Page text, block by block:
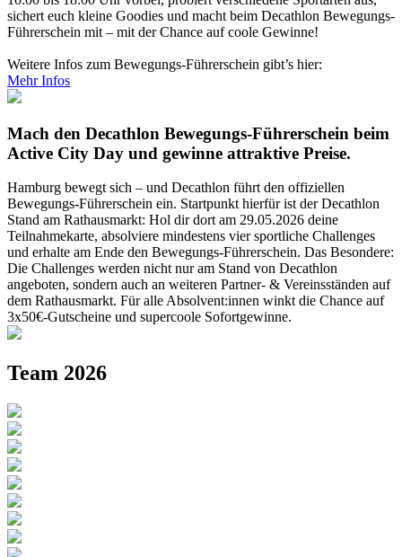
sichert euch kleine Goodies und macht beim Decathlon Bewegungs-
Führerschein mit – mit der Chance auf coole Gewinne!
Weitere Infos zum Bewegungs-Führerschein gibt’s hier:
Mehr Infos
Mach den Decathlon Bewegungs-Führerschein beim
Active City Day und gewinne attraktive Preise.
Hamburg bewegt sich – und Decathlon führt den offiziellen
Bewegungs-Führerschein ein. Startpunkt hierfür ist der Decathlon
Stand am Rathausmarkt: Hol dir dort am 29.05.2026 deine
Teilnahmekarte, absolviere mindestens vier sportliche Challenges
und erhalte am Ende den Bewegungs-Führerschein. Das Besondere:
Die Challenges werden nicht nur am Stand von Decathlon
angeboten, sondern auch an weiteren Partner- & Vereinsständen auf
dem Rathausmarkt. Für alle Absolvent:innen winkt die Chance auf
3x50€-Gutscheine und supercoole Sofortgewinne.
Team 2026